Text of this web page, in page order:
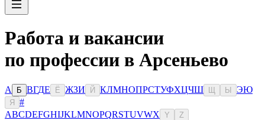
Работа и вакансии
по профессии в Арсеньево
А Б ВГДЕ Ё ЖЗИ Й КЛМНОПРСТУФХЦЧШ Ы ЭЮ
Я
#
ABCDEFGHIJKLMNOPQRSTUVWX Y Z